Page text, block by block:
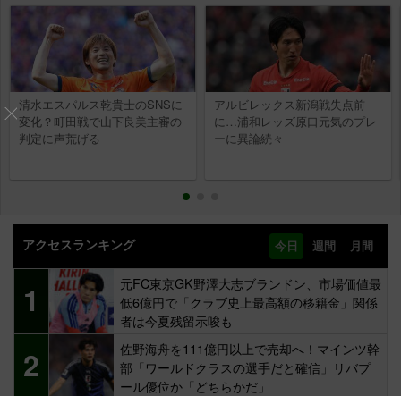
清水エスパルス乾貴士のSNSに
変化？町田戦で山下良美主審の
判定に声荒げる
アルビレックス新潟戦失点前
に…浦和レッズ原口元気のプレ
ーに異論続々
アクセスランキング 今日 週間 月間
1
元FC東京GK野澤大志ブランドン、市場価値最
低6億円で「クラブ史上最高額の移籍金」関係
者は今夏残留示唆も
2
佐野海舟を111億円以上で売却へ！マインツ幹
部「ワールドクラスの選手だと確信」リバプ
ール優位か「どちらかだ」